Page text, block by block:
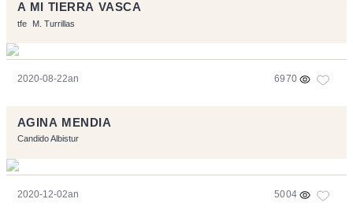
A MI TIERRA VASCA
tfe M. Turrillas
2020-08-22an 6970
AGINA MENDIA
Candido Albistur
2020-12-02an 5004